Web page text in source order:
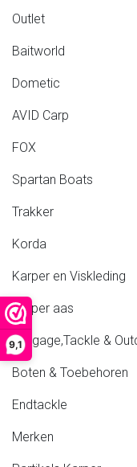
9,1
Outlet
Baitworld
Dometic
AVID Carp
FOX
Spartan Boats
Trakker
Korda
Karper en Viskleding
Karper aas
Luggage,Tackle &
Boten & Toebehoren
Endtackle
Merken